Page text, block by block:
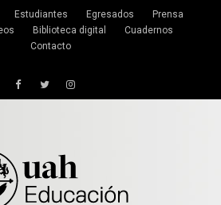
Estudiantes Egresados
Prensa
Biblioteca digital
Cuadernos
Contacto
FacebookTwitterInstagram